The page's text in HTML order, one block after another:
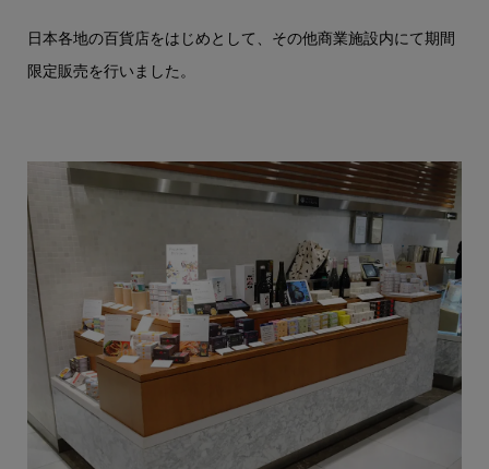
日本各地の百貨店をはじめとして、その他商業施設内にて期間
限定販売を行いました。